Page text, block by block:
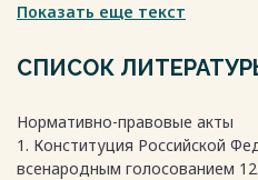
процессуальных актах, таких
привлечении лица в качестве
правоприменительного
Весь текст будет доступен
Показать еще текст
СПИСОК
Нормативно-правовые акты
1. Конституция Российской
всенародным голосованием